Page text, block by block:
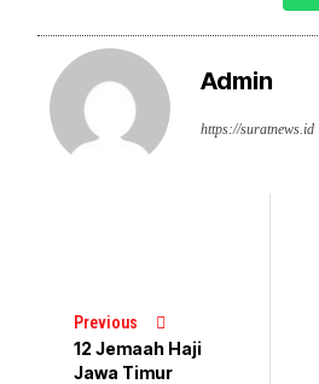
Admin
https://suratnews.id
Previous
12 Jemaah Haji
Jawa Timur